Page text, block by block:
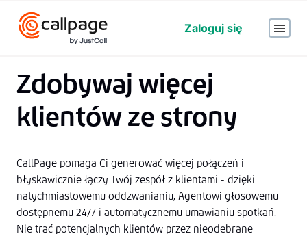
Zaloguj się
Zdobywaj więcej
klientów ze strony
CallPage pomaga Ci generować więcej połączeń i
błyskawicznie łączy Twój zespół z klientami - dzięki
natychmiastowemu oddzwanianiu, Agentowi głosowemu
dostępnemu 24/7 i automatycznemu umawianiu spotkań.
Nie trać potencjalnych klientów przez nieodebrane